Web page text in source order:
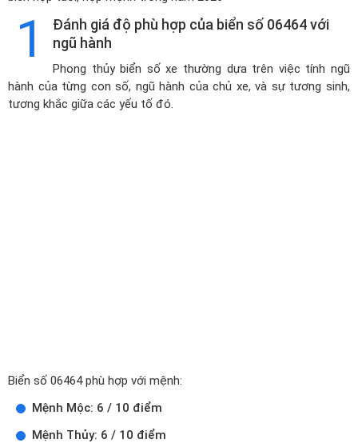
1
Đánh giá độ phù hợp của biển số 06464 với
ngũ hành
Phong thủy biển số xe thường dựa trên việc tính ngũ
hành của từng con số, ngũ hành của chủ xe, và sự tương sinh,
tương khắc giữa các yếu tố đó.
Biển số 06464 phù hợp với mệnh:
Mệnh Mộc: 6 / 10 điểm
Mệnh Thủy: 6 / 10 điểm